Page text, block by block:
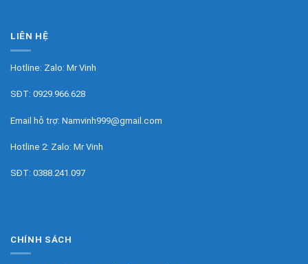
LIÊN HỆ
Hotline: Zalo: Mr Vinh
SĐT: 0929.966.628
Email hỗ trợ: Namvinh999@gmail.com
Hotline 2: Zalo: Mr Vinh
SĐT: 0388.241.097
CHÍNH SÁCH